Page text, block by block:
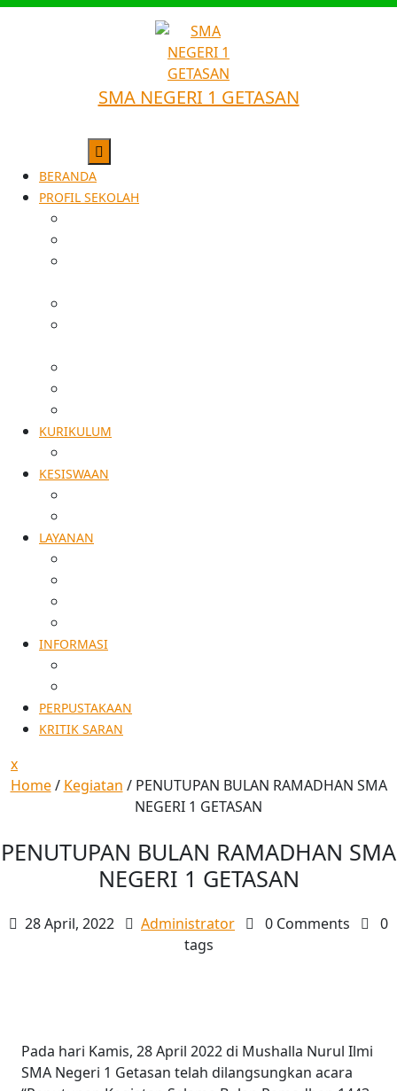
SMA NEGERI 1 GETASAN
BERANDA
PROFIL SEKOLAH
KURIKULUM
KESISWAAN
LAYANAN
INFORMASI
PERPUSTAKAAN
KRITIK SARAN
x
Home/ Kegiatan / PENUTUPAN BULAN RAMADHAN SMA
NEGERI 1 GETASAN
PENUTUPAN BULAN RAMADHAN SMA
NEGERI 1 GETASAN
28 April, 2022 Administrator 0 Comments
0
tags
Pada hari Kamis, 28 April 2022 di Mushalla Nurul Ilmi
SMA Negeri 1 Getasan telah dilangsungkan acara